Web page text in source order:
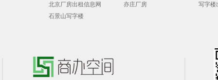
北京厂房出租信息网
亦庄厂房
写字楼
石景山写字楼